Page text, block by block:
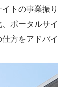
トの事業振
ポータルサ
方をアドバ